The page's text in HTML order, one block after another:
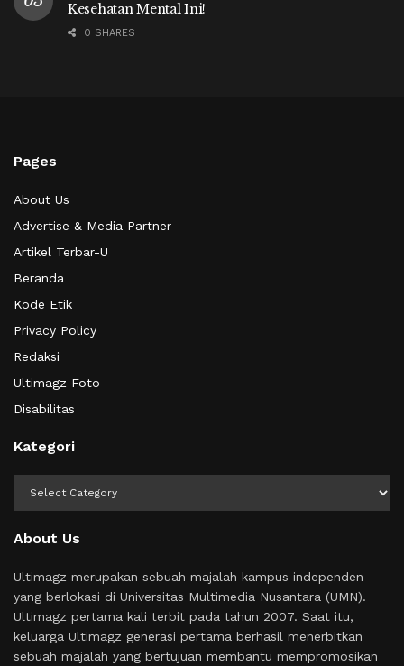
Kesehatan Mental Ini!
0 SHARES
Pages
About Us
Advertise & Media Partner
Artikel Terbar-U
Beranda
Kode Etik
Privacy Policy
Redaksi
Ultimagz Foto
Disabilitas
Kategori
About Us
Ultimagz merupakan sebuah majalah kampus independen
yang berlokasi di Universitas Multimedia Nusantara (UMN).
Ultimagz pertama kali terbit pada tahun 2007. Saat itu,
keluarga Ultimagz generasi pertama berhasil menerbitkan
sebuah majalah yang bertujuan membantu mempromosikan